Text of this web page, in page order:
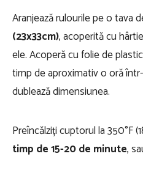
Aranjează rulourile pe o tava
(23x33cm), acoperită cu
ele. Acoperă cu folie de
timp de aproximativ o oră
dublează dimensiunea.
Preîncălziți cuptorul la 350°F
timp de 15-20 de minute,